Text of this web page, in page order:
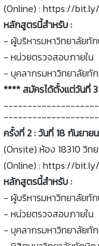
(Online) : https://
หลักสูตรนี้สำหรับ :
- ผู้บริหารมหาวิทยาลัยทั
- หน่วยตรวจสอบภายใน
- บุคลากรมหาวิทยาลัย
**** สมัครได้ตั้งแต่วันที่
ครั้งที่ 2 : วันที่ 18 กันยาย
(Onsite) ห้อง 18310 วิท
(Online) : https://
หลักสูตรนี้สำหรับ :
- ผู้บริหารมหาวิทยาลัยทั
- หน่วยตรวจสอบภายใน
- บุคลากรมหาวิทยาลัย